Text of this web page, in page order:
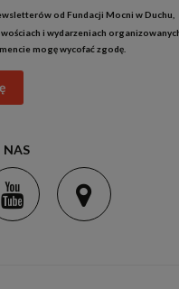
od Fundacji Mocni w Duchu,
i wydarzeniach
mogę wycofać zgodę.
NAS